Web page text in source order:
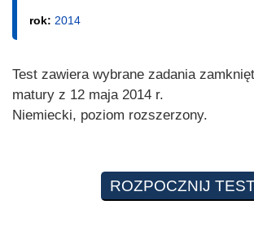
rok: 2014
Test zawiera wybrane zadania
matury z 12 maja 2014 r.
Niemiecki, poziom rozszerzony.